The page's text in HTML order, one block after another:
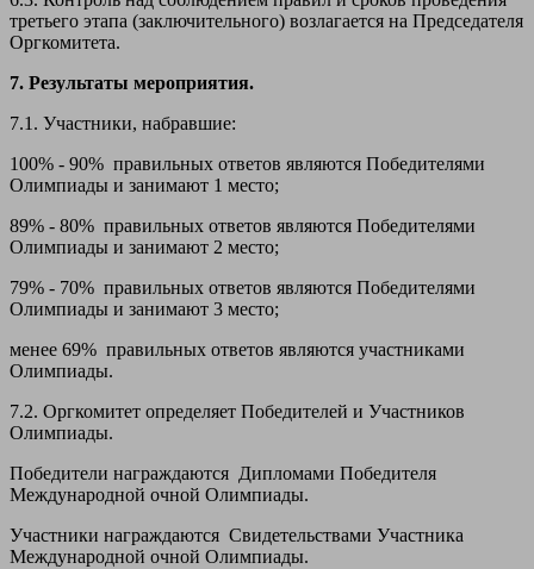
третьего этапа (заключительного) возлагается на Председателя
Оргкомитета.
7. Результаты мероприятия.
7.1. Участники, набравшие:
100% - 90% правильных ответов являются Победителями
Олимпиады и занимают 1 место;
89% - 80% правильных ответов являются Победителями
Олимпиады и занимают 2 место;
79% - 70% правильных ответов являются Победителями
Олимпиады и занимают 3 место;
менее 69% правильных ответов являются участниками
Олимпиады.
7.2. Оргкомитет определяет Победителей и Участников
Олимпиады.
Победители награждаются Дипломами Победителя
Международной очной Олимпиады.
Участники награждаются Свидетельствами Участника
Международной очной Олимпиады.